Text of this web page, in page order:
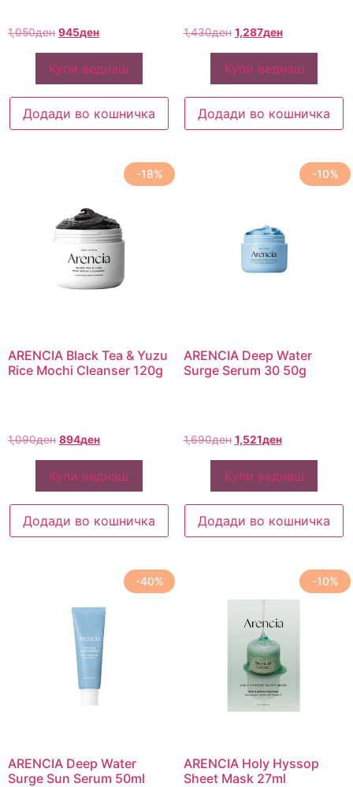
1,050ден 945ден
Купи веднаш
Додади во кошничка
1,430ден 1,287ден
Купи веднаш
Додади во кошничка
-18%
ARENCIA Black Tea & Yuzu
Rice Mochi Cleanser 120g
1,090ден 894ден
Купи веднаш
Додади во кошничка
-10%
ARENCIA Deep Water
Surge Serum 30 50g
1,690ден 1,521ден
Купи веднаш
Додади во кошничка
-40%
ARENCIA Deep Water
Surge Sun Serum 50ml
-10%
ARENCIA Holy Hyssop
Sheet Mask 27ml